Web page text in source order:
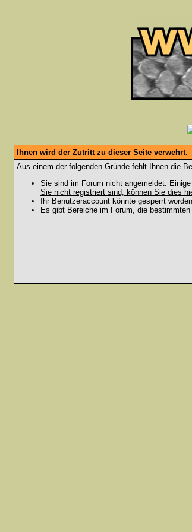
Ihnen wird der Zutritt zu dieser Seite verwehrt.
Aus einem der folgenden Gründe fehlt Ihnen die
Sie sind im Forum nicht angemeldet.
Sie nicht registriert sind, können Sie dies
Ihr Benutzeraccount könnte gesperrt
Es gibt Bereiche im Forum, die